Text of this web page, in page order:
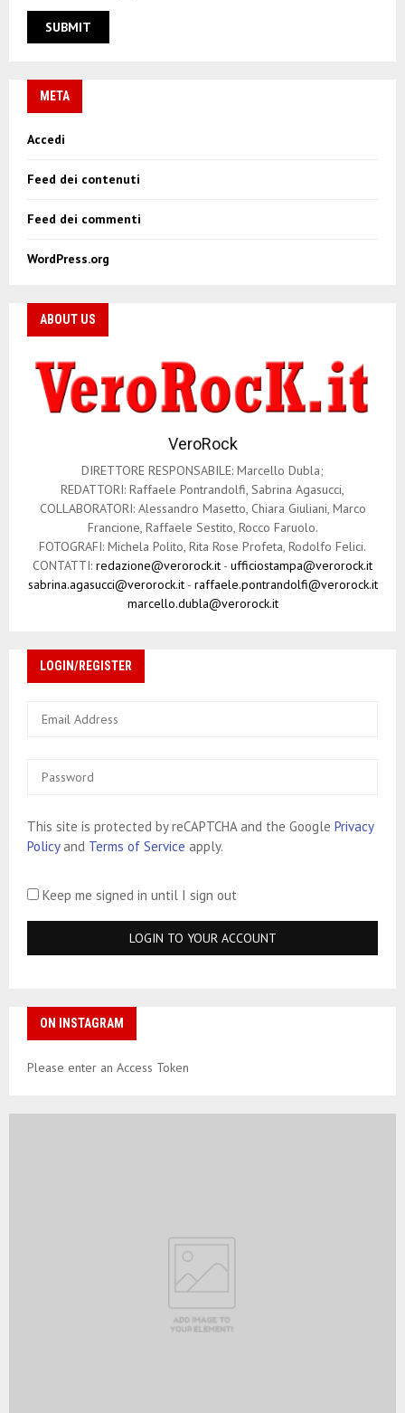
META
Accedi
Feed dei contenuti
Feed dei commenti
WordPress.org
ABOUT US
VeroRock
DIRETTORE RESPONSABILE: Marcello Dubla;
REDATTORI: Raffaele Pontrandolfi, Sabrina Agasucci,
COLLABORATORI: Alessandro Masetto, Chiara Giuliani, Marco
Francione, Raffaele Sestito, Rocco Faruolo.
FOTOGRAFI: Michela Polito, Rita Rose Profeta, Rodolfo Felici.
CONTATTI: redazione@verorock.it - ufficiostampa@verorock.it
sabrina.agasucci@verorock.it- raffaele.pontrandolfi@verorock.it
marcello.dubla@verorock.it
LOGIN/REGISTER
This site is protected by reCAPTCHA and the Google Privacy
Policyand Terms of Service apply.
Keep me signed in until I sign out
ON INSTAGRAM
Please enter an Access Token